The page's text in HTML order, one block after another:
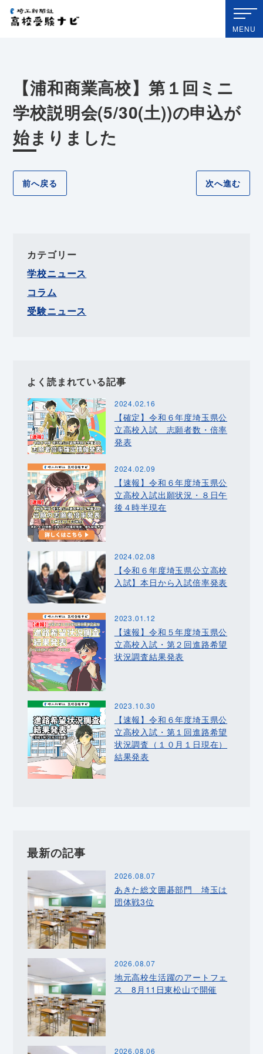
埼玉新聞社 高校受験ナビ
MENU
【浦和商業高校】第１回ミニ
学校説明会(5/30(土))の申込が
始まりました
前へ戻る 次へ進む
カテゴリー
学校ニュース
コラム
受験ニュース
よく読まれている記事
2024.02.16
【確定】令和６年度埼玉県公
立高校入試 志願者数・倍率
発表
2024.02.09
【速報】令和６年度埼玉県公
立高校入試出願状況・８日午
後４時半現在
2024.02.08
【令和６年度埼玉県公立高校
入試】本日から入試倍率発表
2023.01.12
【速報】令和５年度埼玉県公
立高校入試・第２回進路希望
状況調査結果発表
2023.10.30
【速報】令和６年度埼玉県公
立高校入試・第１回進路希望
状況調査（１０月１日現在）
結果発表
最新の記事
2026.08.07
あきた総文囲碁部門 埼玉は
団体戦3位
2026.08.07
地元高校生活躍のアートフェ
ス 8月11日東松山で開催
2026.08.06